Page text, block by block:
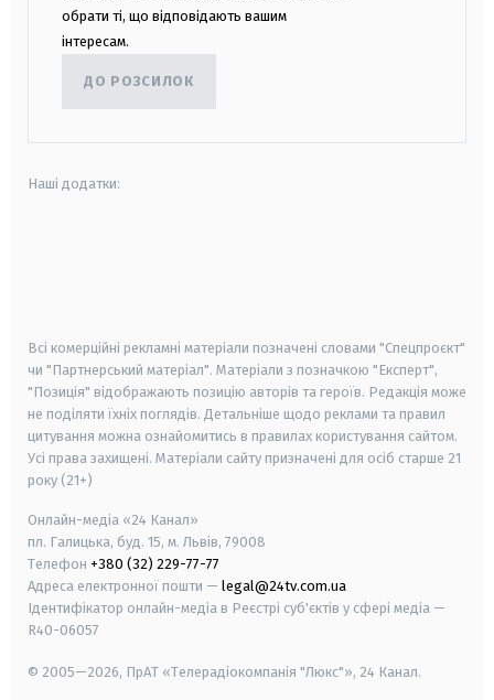
обрати ті, що відповідають вашим
інтересам.
ДО РОЗСИЛОК
Наші додатки:
Всі комерційні рекламні матеріали позначені словами "Спецпроєкт"
чи "Партнерський матеріал". Матеріали з позначкою "Експерт",
"Позиція" відображають позицію авторів та героїв. Редакція може
не поділяти їхніх поглядів. Детальніше щодо реклами та правил
цитування можна ознайомитись в правилах користування сайтом.
Усі права захищені. Матеріали сайту призначені для осіб старше 21
року (21+)
Онлайн-медіа «24 Канал»
пл. Галицька, буд. 15, м. Львів, 79008
Телефон +380 (32) 229-77-77
Адреса електронної пошти — legal@24tv.com.ua
Ідентифікатор онлайн-медіа в Реєстрі суб'єктів у сфері медіа —
R40-06057
© 2005—2026, ПрАТ «Телерадіокомпанія "Люкс"», 24 Канал.